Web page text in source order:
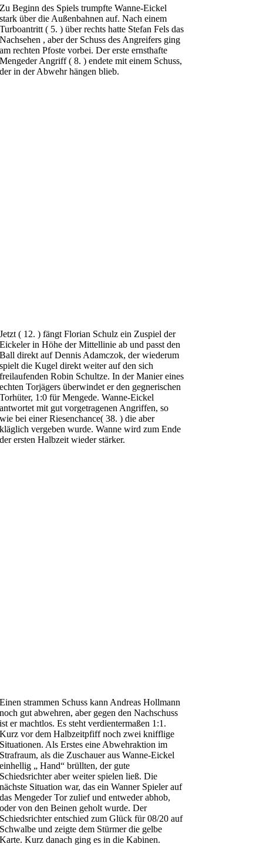
Zu Beginn des Spiels trumpfte Wanne-Eickel
stark über die Außenbahnen auf. Nach einem
Turboantritt ( 5. ) über rechts hatte Stefan Fels das
Nachsehen , aber der Schuss des Angreifers ging
am rechten Pfoste vorbei. Der erste ernsthafte
Mengeder Angriff ( 8. ) endete mit einem Schuss,
der in der Abwehr hängen blieb.
Jetzt ( 12. ) fängt Florian Schulz ein Zuspiel der
Eickeler in Höhe der Mittellinie ab und passt den
Ball direkt auf Dennis Adamczok, der wiederum
spielt die Kugel direkt weiter auf den sich
freilaufenden Robin Schultze. In der Manier eines
echten Torjägers überwindet er den gegnerischen
Torhüter, 1:0 für Mengede. Wanne-Eickel
antwortet mit gut vorgetragenen Angriffen, so
wie bei einer Riesenchance( 38. ) die aber
kläglich vergeben wurde. Wanne wird zum Ende
der ersten Halbzeit wieder stärker.
Einen strammen Schuss kann Andreas Hollmann
noch gut abwehren, aber gegen den Nachschuss
ist er machtlos. Es steht verdientermaßen 1:1.
Kurz vor dem Halbzeitpfiff noch zwei knifflige
Situationen. Als Erstes eine Abwehraktion im
Strafraum, als die Zuschauer aus Wanne-Eickel
einhellig „ Hand“ brüllten, der gute
Schiedsrichter aber weiter spielen ließ. Die
nächste Situation war, das ein Wanner Spieler auf
das Mengeder Tor zulief und entweder abhob,
oder von den Beinen geholt wurde. Der
Schiedsrichter entschied zum Glück für 08/20 auf
Schwalbe und zeigte dem Stürmer die gelbe
Karte. Kurz danach ging es in die Kabinen.